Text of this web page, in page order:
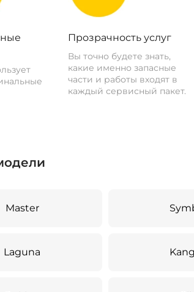
Прозрачность услуг
Вы точно будете знать,
какие именно запасные
части и работы входят в
каждый сервисный пакет.
Master
Laguna